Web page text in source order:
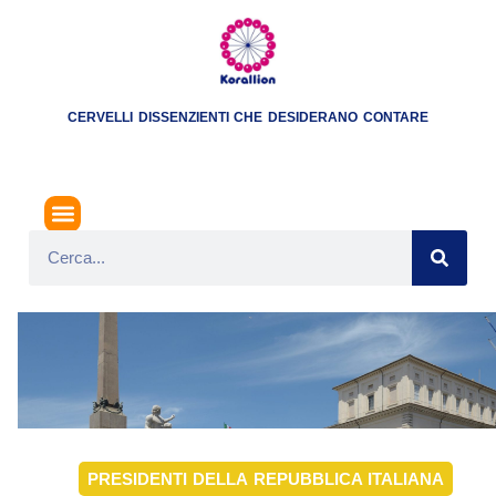
CERVELLI DISSENZIENTI CHE DESIDERANO CONTARE
PRESIDENTI DELLA REPUBBLICA ITALIANA